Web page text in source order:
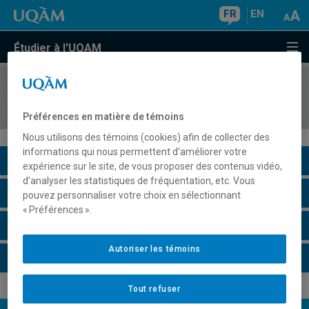
FR EN
Étudier à l'UQAM
COURS//
Description du cours
Horaire - Été 2026
Préférences en matière de témoins
Nous utilisons des témoins (cookies) afin de collecter des
informations qui nous permettent d’améliorer votre
expérience sur le site, de vous proposer des contenus vidéo,
d’analyser les statistiques de fréquentation, etc. Vous
pouvez personnaliser votre choix en sélectionnant
« Préférences ».
Tout refuser
Autoriser les témoins